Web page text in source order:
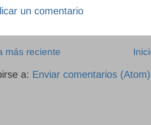
un comentario
más reciente
a: Enviar comentarios (Atom)